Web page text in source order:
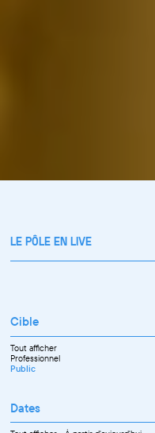
LE PÔLE EN LIVE
Cible
Tout afficher
Professionnel
Public
Dates